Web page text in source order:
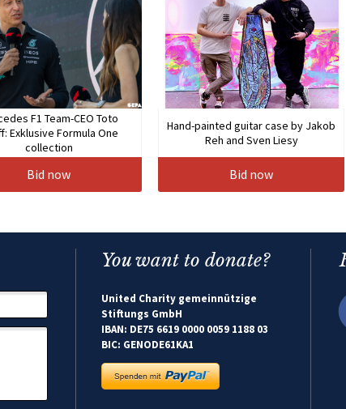
F1 Team-CEO Toto
Exklusive Formula One
collection
Bid now
Hand-painted guitar case by Jakob
Reh and Sven Liesy
Bid now
You want to donate?
United Charity gemeinnützige
Stiftungs GmbH
IBAN: DE75 6619 0000 0059 1188 03
BIC: GENODE61KA1